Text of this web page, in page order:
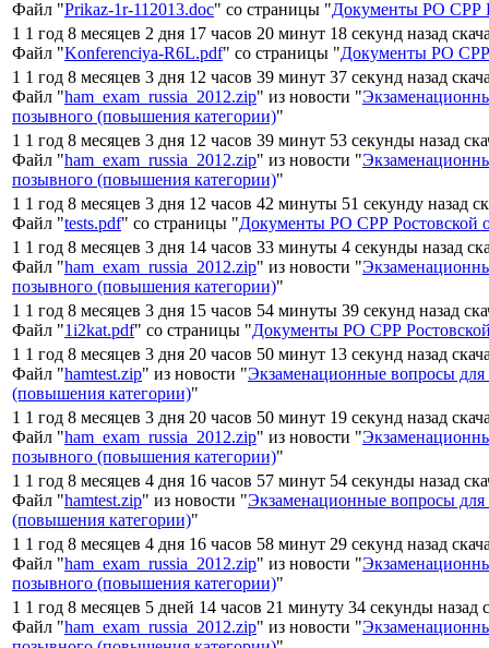
Файл "Prikaz-1r-112013.doc" со страницы "Документы РО СРР
1 1 год 8 месяцев 2 дня 17 часов 20 минут 18 секунд назад
Файл "Konferenciya-R6L.pdf" со страницы "Документы РО СРР
1 1 год 8 месяцев 3 дня 12 часов 39 минут 37 секунд назад
Файл "ham_exam_russia_2012.zip" из новости "
позывного (повышения категории)"
1 1 год 8 месяцев 3 дня 12 часов 39 минут 53 секунды назад
Файл "ham_exam_russia_2012.zip" из новости "
позывного (повышения категории)"
1 1 год 8 месяцев 3 дня 12 часов 42 минуты 51 секунду назад
Файл "tests.pdf" со страницы "Документы РО СРР Ростовской
1 1 год 8 месяцев 3 дня 14 часов 33 минуты 4 секунды назад
Файл "ham_exam_russia_2012.zip" из новости "
позывного (повышения категории)"
1 1 год 8 месяцев 3 дня 15 часов 54 минуты 39 секунд назад
Файл "1i2kat.pdf" со страницы "Документы РО СРР
1 1 год 8 месяцев 3 дня 20 часов 50 минут 13 секунд назад
Файл "hamtest.zip" из новости "Экзаменационные вопросы
(повышения категории)"
1 1 год 8 месяцев 3 дня 20 часов 50 минут 19 секунд назад
Файл "ham_exam_russia_2012.zip" из новости "
позывного (повышения категории)"
1 1 год 8 месяцев 4 дня 16 часов 57 минут 54 секунды назад
Файл "hamtest.zip" из новости "Экзаменационные вопросы
(повышения категории)"
1 1 год 8 месяцев 4 дня 16 часов 58 минут 29 секунд назад
Файл "ham_exam_russia_2012.zip" из новости "
позывного (повышения категории)"
1 1 год 8 месяцев 5 дней 14 часов 21 минуту 34 секунды назад
Файл "ham_exam_russia_2012.zip" из новости "